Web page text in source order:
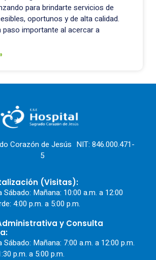
para brindarte servicios de
oportunos y de alta calidad.
paso importante al acercar a
Corazón de Jesús NIT: 846.000.471-
5
(Visitas):
Sábado: Mañana: 10:00 a.m. a 12:00
4:00 p.m. a 5:00 p.m.
y Consulta
Sábado: Mañana: 7:00 a.m. a 12:00 p.m.
p.m. a 5:00 p.m.